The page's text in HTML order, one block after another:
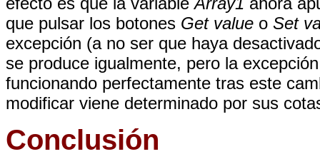
que pulsar los botones Get value o Set
excepción (a no ser que haya
se produce igualmente, pero la
funcionando perfectamente tras este
modificar viene determinado por sus
Conclusión